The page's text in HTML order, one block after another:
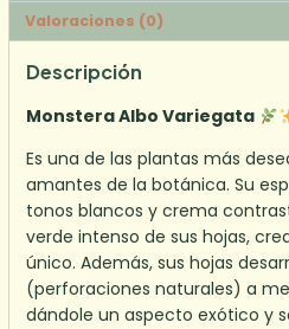
Valoraciones (0)
Descripción
Monstera Albo Variegata
Es una de las plantas más
amantes de la botánica. Su
tonos blancos y crema
verde intenso de sus hojas,
único. Además, sus hojas
(perforaciones naturales) a
dándole un aspecto exótico y